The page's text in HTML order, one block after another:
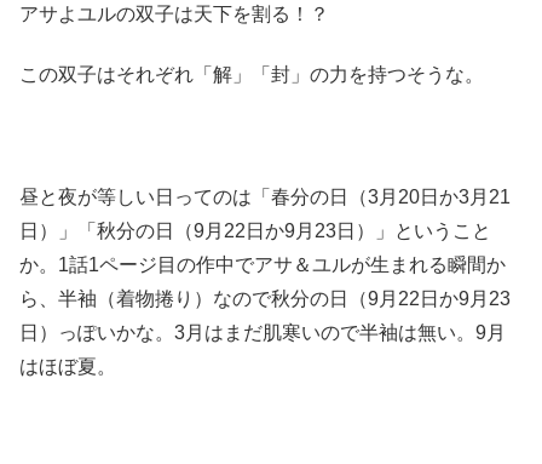
アサよユルの双子は天下を割る！？
この双子はそれぞれ「解」「封」の力を持つそうな。
昼と夜が等しい日ってのは「春分の日（3月20日か3月21
日）」「秋分の日（9月22日か9月23日）」ということ
か。1話1ページ目の作中でアサ＆ユルが生まれる瞬間か
ら、半袖（着物捲り）なので秋分の日（9月22日か9月23
日）っぽいかな。3月はまだ肌寒いので半袖は無い。9月
はほぼ夏。